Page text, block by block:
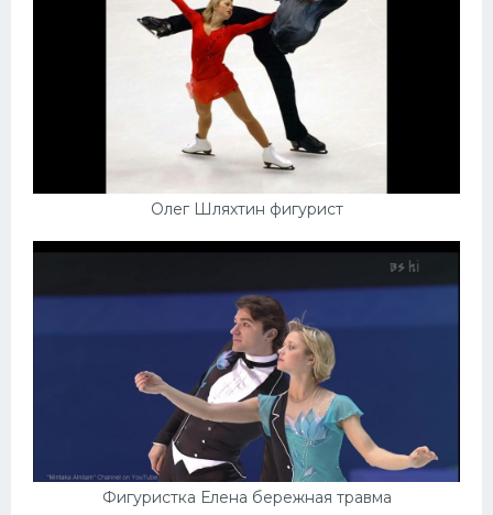
Олег Шляхтин фигурист
Фигуристка Елена бережная травма